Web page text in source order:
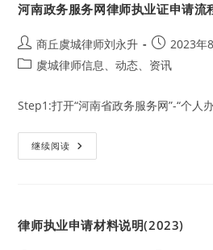
料
排
（2023）
河南政务服务网律师执业证申请
Post
author:
商丘虞城律师刘永升
Post
published:
2023年
Post虞城律师信息、动态、资讯
Step1:打开“河南省政务服务网”-“个人
继续阅读 河
南
律
师
律师执业申请材料说明(2023)